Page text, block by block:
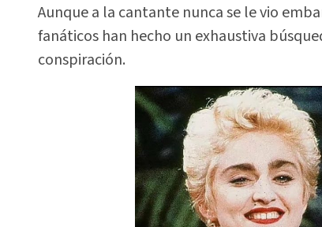
Aunque a la cantante nunca se le vio
fanáticos han hecho un exhaustiva
conspiración.